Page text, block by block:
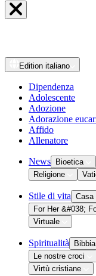
Edition italiano
Dipendenza
Adolescente
Adozione
Adorazione
Affido
Allenatore
News Bioetica
Religione
Stile di vita Casa
For Her &#038;
Virtuale
Spiritualità
Le nostre croci
Virtù cristiane